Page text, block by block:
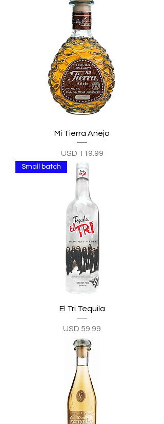
Mi Tierra Anejo
Precio
USD 119.99
Small batch
El Tri Tequila
Precio
USD 59.99